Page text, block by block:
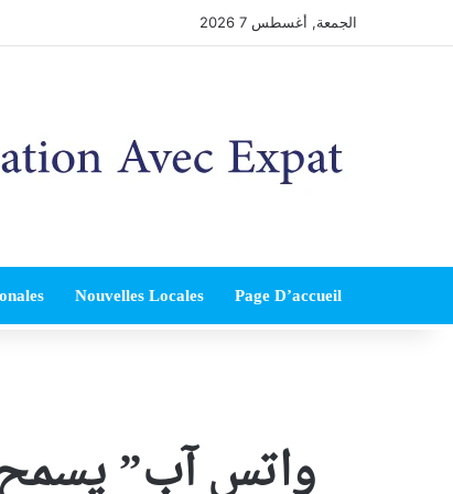
الجمعة, أغسطس 7 2026
Page D’accueil
Nouvelles Locales
واتس آب” يسمح